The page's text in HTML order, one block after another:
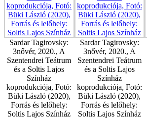
Sardar Tagirovsky:
3nővér, 2020., A
Szentendrei Teátrum
és a Soltis Lajos
Színház
koprodukciója, Fotó:
Büki László (2020),
Forrás és lelőhely:
Soltis Lajos Színház
Sardar Tagirovsky:
3nővér, 2020., A
Szentendrei Teátrum
és a Soltis Lajos
Színház
koprodukciója, Fotó:
Büki László (2020),
Forrás és lelőhely:
Soltis Lajos Színház